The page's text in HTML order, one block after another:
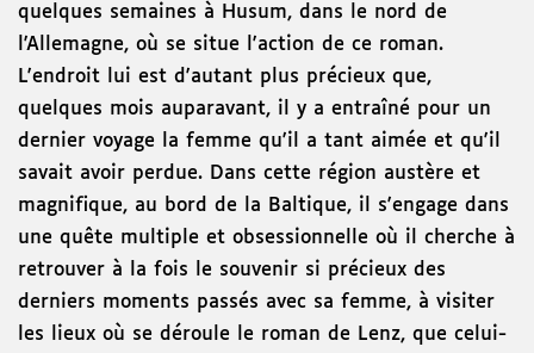
quelques semaines à Husum, dans le nord de
l'Allemagne, où se situe l'action de ce roman.
L'endroit lui est d'autant plus précieux que,
quelques mois auparavant, il y a entraîné pour un
dernier voyage la femme qu'il a tant aimée et qu'il
savait avoir perdue. Dans cette région austère et
magnifique, au bord de la Baltique, il s'engage dans
une quête multiple et obsessionnelle où il cherche à
retrouver à la fois le souvenir si précieux des
derniers moments passés avec sa femme, à visiter
les lieux où se déroule le roman de Lenz, que celui-